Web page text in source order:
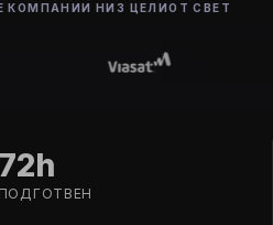
КОМПАНИИ НИЗ ЦЕЛИОТ СВЕТ
72h